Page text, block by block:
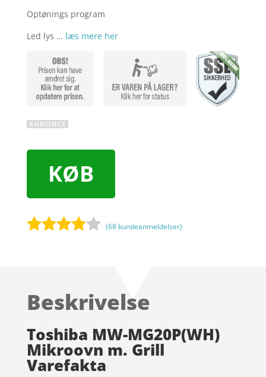
Optønings program
Led lys … læs mere her
KØB
på
ømmels
er
(68 kundeanmeldelser)
Beskrivelse
Toshiba MW-MG20P(WH)
Mikroovn m. Grill
Varefakta